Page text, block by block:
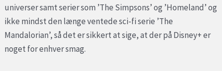
universer samt serier som ’The Simpsons’ og ’Homeland’ og
ikke mindst den længe ventede sci-fi serie ’The
Mandalorian’, så det er sikkert at sige, at der på Disney+ er
noget for enhver smag.